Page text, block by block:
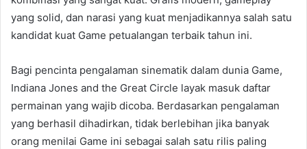
yang solid, dan narasi yang kuat menjadikannya salah satu
kandidat kuat Game petualangan terbaik tahun ini.
Bagi pencinta pengalaman sinematik dalam dunia Game,
Indiana Jones and the Great Circle layak masuk daftar
permainan yang wajib dicoba. Berdasarkan pengalaman
yang berhasil dihadirkan, tidak berlebihan jika banyak
orang menilai Game ini sebagai salah satu rilis paling